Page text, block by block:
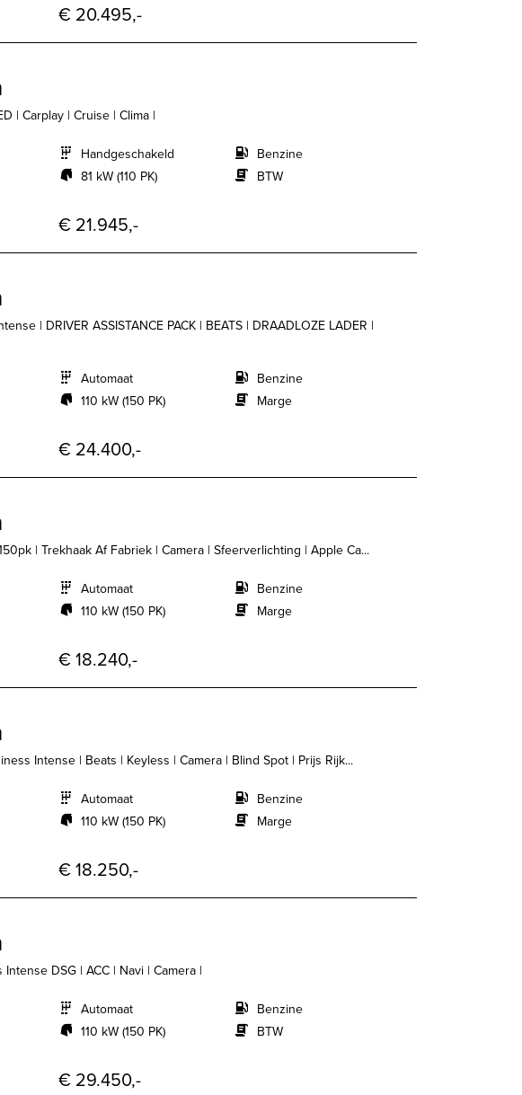
€ 20.495,-
| Carplay | Cruise | Clima |
Handgeschakeld
81 kW (110 PK)
Benzine
BTW
€ 21.945,-
| DRIVER ASSISTANCE PACK | BEATS | DRAADLOZE LADER |
Automaat
110 kW (150 PK)
Benzine
Marge
€ 24.400,-
| Trekhaak Af Fabriek | Camera | Sfeerverlichting | Apple Ca...
Automaat
110 kW (150 PK)
Benzine
Marge
€ 18.240,-
Intense | Beats | Keyless | Camera | Blind Spot | Prijs Rijk...
Automaat
110 kW (150 PK)
Benzine
Marge
€ 18.250,-
DSG | ACC | Navi | Camera |
Automaat
110 kW (150 PK)
Benzine
BTW
€ 29.450,-